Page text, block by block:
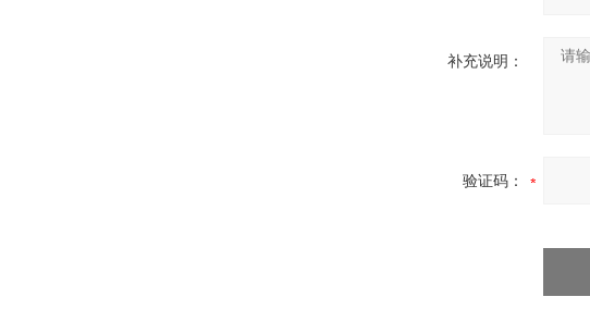
补充说明：
验证码：